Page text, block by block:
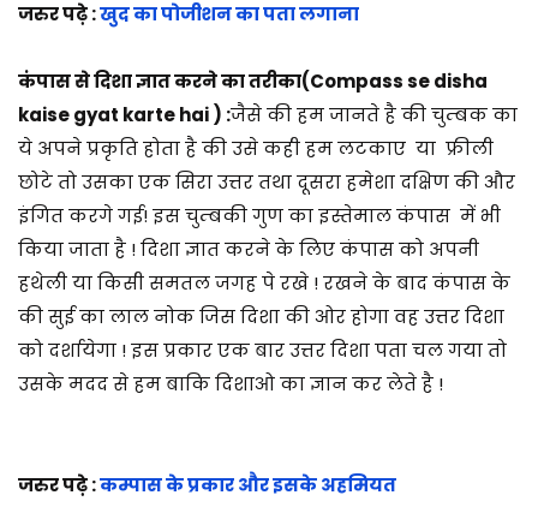
जरुर पढ़े :खुद का पोजीशन का पता लगाना
कंपास से दिशा ज्ञात करने का तरीका(Compass se disha
kaise gyat karte hai ) :जैसे की हम जानते है की चुम्बक का
ये अपने प्रकृति होता है की उसे कही हम लटकाए या फ्रीली
छोटे तो उसका एक सिरा उत्तर तथा दूसरा हमेशा दक्षिण की और
इंगित करगे गई! इस चुम्बकी गुण का इस्तेमाल कंपास में भी
किया जाता है ! दिशा ज्ञात करने के लिए कंपास को अपनी
हथेली या किसी समतल जगह पे रखे ! रखने के बाद कंपास के
की सुई का लाल नोक जिस दिशा की ओर होगा वह उत्तर दिशा
को दर्शायेगा ! इस प्रकार एक बार उत्तर दिशा पता चल गया तो
उसके मदद से हम बाकि दिशाओ का ज्ञान कर लेते है !
जरुर पढ़े :कम्पास के प्रकार और इसके अहमियत